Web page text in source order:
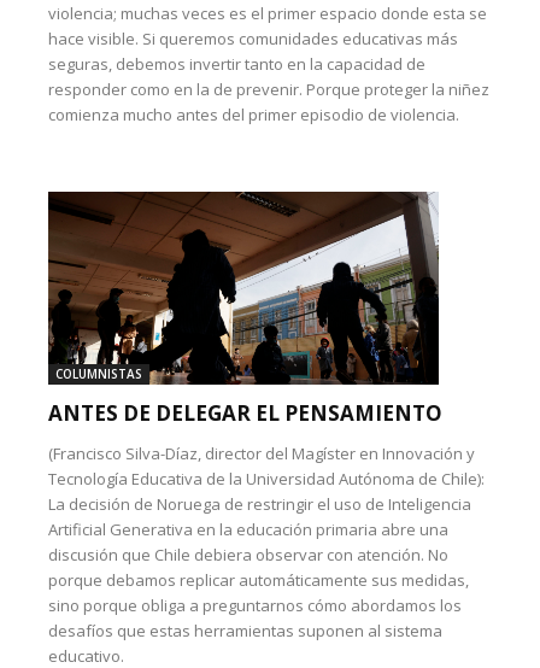
violencia; muchas veces es el primer espacio donde esta se
hace visible. Si queremos comunidades educativas más
seguras, debemos invertir tanto en la capacidad de
responder como en la de prevenir. Porque proteger la niñez
comienza mucho antes del primer episodio de violencia.
COLUMNISTAS
ANTES DE DELEGAR EL PENSAMIENTO
(Francisco Silva-Díaz, director del Magíster en Innovación y
Tecnología Educativa de la Universidad Autónoma de Chile):
La decisión de Noruega de restringir el uso de Inteligencia
Artificial Generativa en la educación primaria abre una
discusión que Chile debiera observar con atención. No
porque debamos replicar automáticamente sus medidas,
sino porque obliga a preguntarnos cómo abordamos los
desafíos que estas herramientas suponen al sistema
educativo.